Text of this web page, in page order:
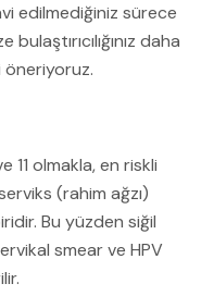
edilmediğiniz sürece
daha
11 olmakla, en riskli
(rahim ağzı)
Bu yüzden siğil
smear ve HPV